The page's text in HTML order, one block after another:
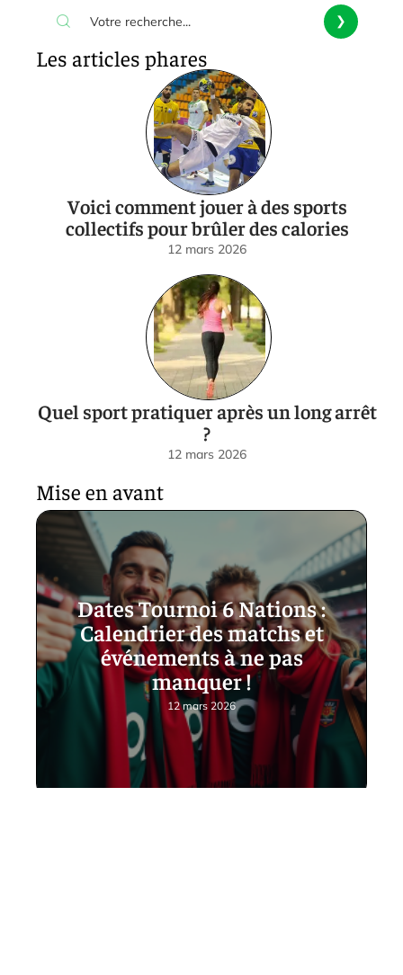
Les articles phares
Voici comment jouer à des sports
collectifs pour brûler des calories
12 mars 2026
Quel sport pratiquer après un long arrêt
?
12 mars 2026
Mise en avant
Dates Tournoi 6 Nations :
Calendrier des matchs et
événements à ne pas
manquer !
12 mars 2026